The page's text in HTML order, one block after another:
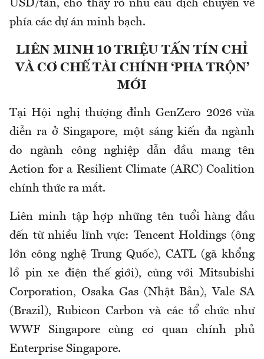
USD/tấn, cho thấy rõ nhu cầu dịch chuyển về
phía các dự án minh bạch.
LIÊN MINH 10 TRIỆU TẤN TÍN CHỈ
VÀ CƠ CHẾ TÀI CHÍNH ‘PHA TRỘN’
MỚI
Tại Hội nghị thượng đỉnh GenZero 2026 vừa
diễn ra ở Singapore, một sáng kiến đa ngành
do ngành công nghiệp dẫn đầu mang tên
Action for a Resilient Climate (ARC) Coalition
chính thức ra mắt.
Liên minh tập hợp những tên tuổi hàng đầu
đến từ nhiều lĩnh vực: Tencent Holdings (ông
lớn công nghệ Trung Quốc), CATL (gã khổng
lồ pin xe điện thế giới), cùng với Mitsubishi
Corporation, Osaka Gas (Nhật Bản), Vale SA
(Brazil), Rubicon Carbon và các tổ chức như
WWF Singapore cùng cơ quan chính phủ
Enterprise Singapore.